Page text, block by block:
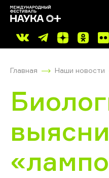
Главная Наши новости